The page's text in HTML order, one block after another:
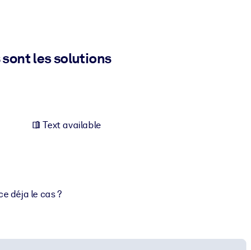
les solutions
Text available
déja le cas ?